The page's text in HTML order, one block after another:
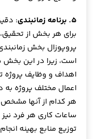
۵. برنامه زمانبندی
:
برای هر بخش از
پروپوزال بخش
است، زیرا در این بخش
اهداف و وظایف
اعمال مختلف پروژه
هر کدام از آنها
ساعات کاری هر فرد
توزیع منابع بهینه